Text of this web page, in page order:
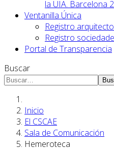
la UIA. Barcelona
Ventanilla Única
Registro
Registro
Portal de Transparencia
Buscar
Inicio
El CSCAE
Sala de Comunicación
Hemeroteca